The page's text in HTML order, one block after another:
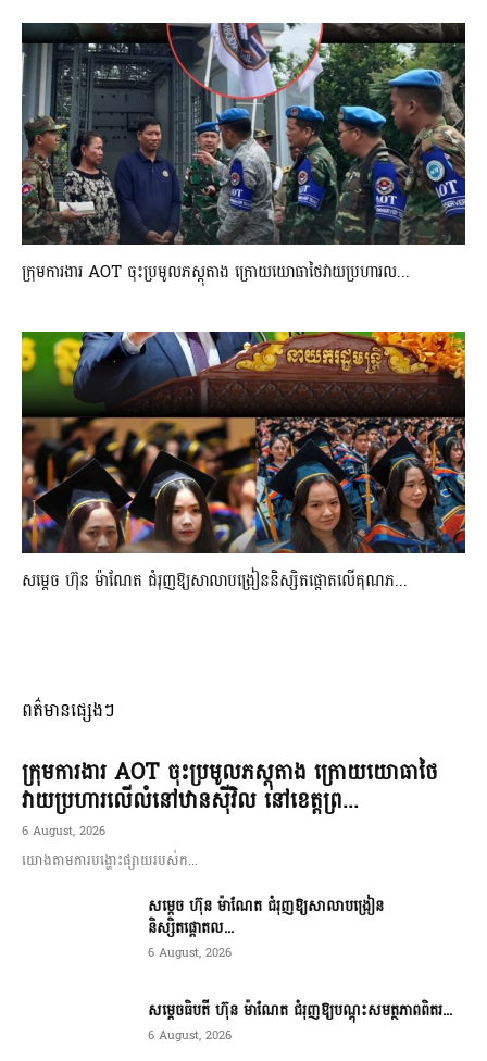
ក្រុមការងារ AOT ចុះប្រមូលភស្តុតាង ក្រោយយោធាថៃវាយប្រហារល...
សម្តេច ហ៊ុន ម៉ាណែត ជំរុញឱ្យសាលាបង្រៀននិស្សិតផ្តោតលើគុណភ...
ពត៌មានផ្សេងៗ
ក្រុមការងារ AOT ចុះប្រមូលភស្តុតាង ក្រោយយោធាថៃ
វាយប្រហារលើលំនៅឋានស៊ីវិល នៅខេត្តព្រ...
6 August, 2026
យោងតាមការបង្ហោះផ្សាយរបស់ក...
សម្តេច ហ៊ុន ម៉ាណែត ជំរុញឱ្យសាលាបង្រៀន
និស្សិតផ្តោតល...
6 August, 2026
សម្តេចធិបតី ហ៊ុន ម៉ាណែត ជំរុញឱ្យបណ្តុះសមត្ថភាពពិតរ...
6 August, 2026